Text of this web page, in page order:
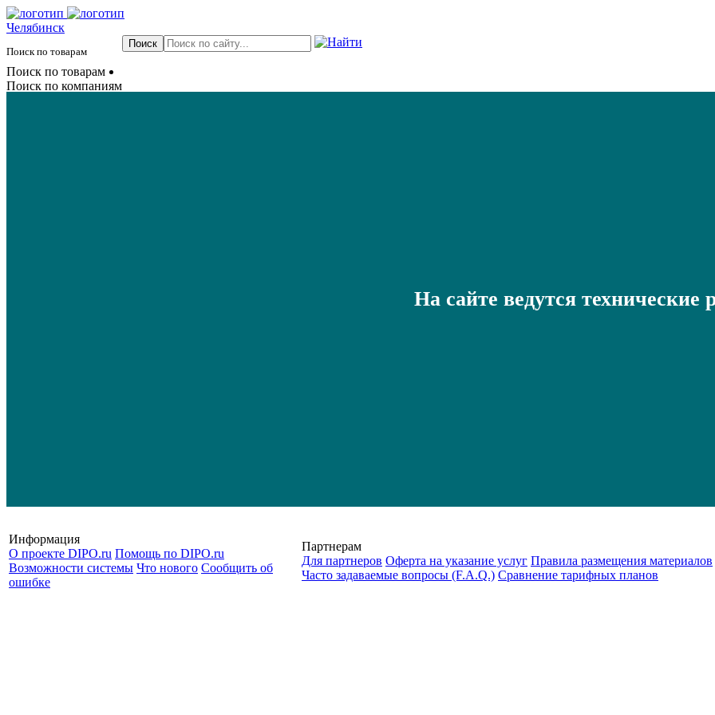
Челябинск
Поиск по товарам
Поиск по товарам
Поиск по компаниям
На сайте ведутся технические
Информация
О проекте DIPO.ru Помощь по DIPO.ru
Возможности системы Что нового Сообщить об
ошибке
Партнерам
Для партнеров Оферта на указание услуг Правила размещения материалов
Часто задаваемые вопросы (F.A.Q.) Cравнение тарифных планов